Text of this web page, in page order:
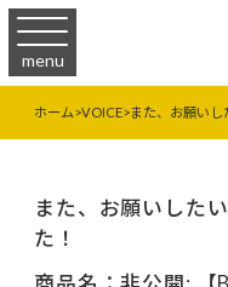
menu
ホーム>VOICE>また、お願いし
また、お願いした
た！